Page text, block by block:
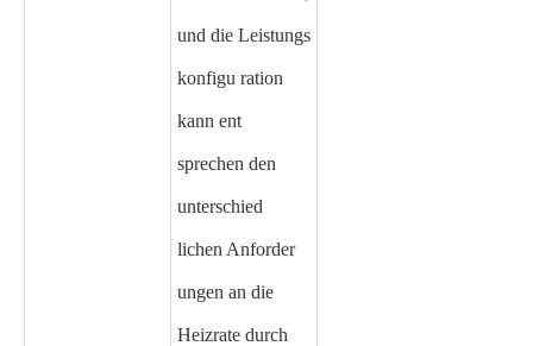
und die Leistungs
konfigu ration
kann ent
sprechen den
unterschied
lichen Anforder
ungen an die
Heizrate durch